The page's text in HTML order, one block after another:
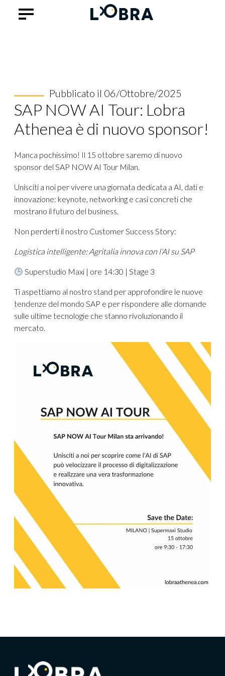
Pubblicato il 06/Ottobre/2025
SAP NOW AI Tour: Lobra
Athenea è di nuovo sponsor!
Manca pochissimo! Il 15 ottobre saremo di nuovo
sponsor del SAP NOW AI Tour Milan.
Unisciti a noi per vivere una giornata dedicata a AI, dati e
innovazione: keynote, networking e casi concreti che
mostrano il futuro del business.
Non perderti il nostro Customer Success Story:
Logistica intelligente: Agritalia innova con l’AI su SAP
Superstudio Maxi | ore 14:30 | Stage 3
Ti aspettiamo al nostro stand per approfondire le nuove
tendenze del mondo SAP e per rispondere alle domande
sulle ultime tecnologie che stanno rivoluzionando il
mercato.